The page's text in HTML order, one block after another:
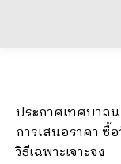
ประกาศเทศบาล
การเสนอราคา ซื้
วิธีเฉพาะเจาะจง